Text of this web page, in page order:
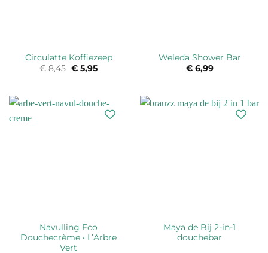
Circulatte Koffiezeep
€8,45 Oorspronkelijke
prijs
€5,95Huidige
Weleda Shower Bar
€6,99
Navulling Eco
Douchecrème • L’Arbre
Vert
Maya de Bij 2-in-1
douchebar